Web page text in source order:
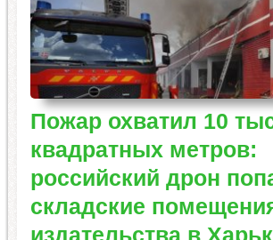
Пожар охватил 10
квадратных метров:
российский дрон
складские
издательства в